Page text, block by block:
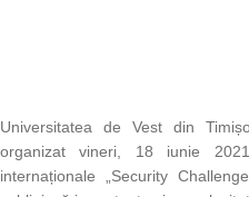
Universitatea de Vest din
organizat vineri, 18 iunie
internaționale „Security